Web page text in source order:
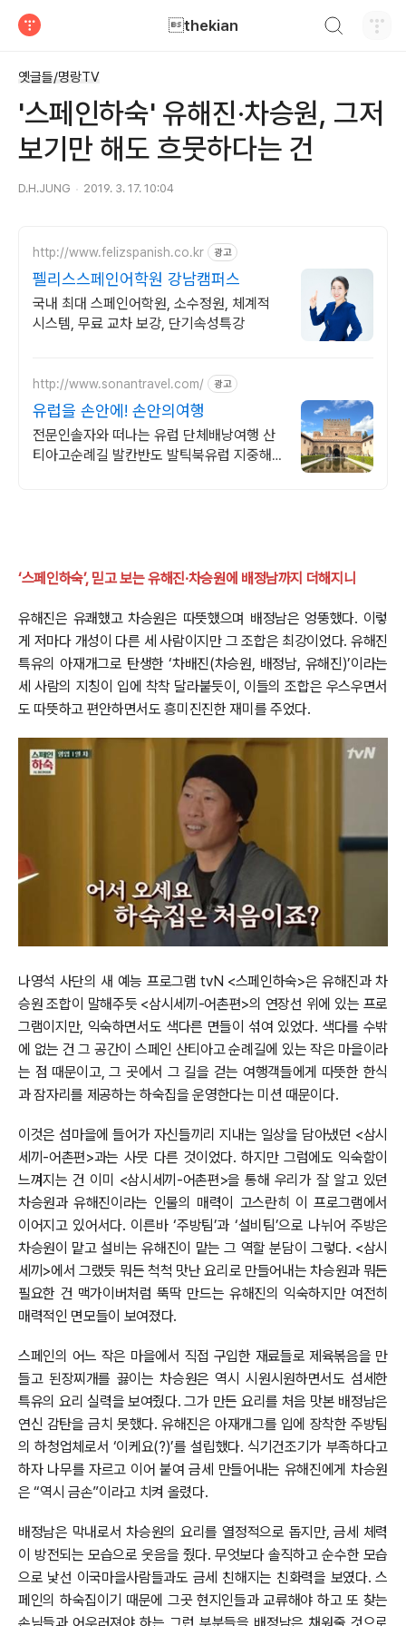
thekian
옛글들/명랑TV
'스페인하숙' 유해진·차승원, 그저
보기만 해도 흐뭇하다는 건
D.H.JUNG 2019. 3. 17. 10:04
http://www.felizspanish.co.kr 광고
펠리스스페인어학원 강남캠퍼스
국내 최대 스페인어학원, 소수정원, 체계적
시스템, 무료 교차 보강, 단기속성특강
http://www.sonantravel.com/ 광고
유럽을 손안에! 손안의여행
전문인솔자와 떠나는 유럽 단체배낭여행 산
티아고순례길 발칸반도 발틱북유럽 지중해
‘스페인하숙’, 믿고 보는 유해진·차승원에 배정남까지 더해지니
유해진은 유쾌했고 차승원은 따뜻했으며 배정남은 엉뚱했다. 이렇
게 저마다 개성이 다른 세 사람이지만 그 조합은 최강이었다. 유해진
특유의 아재개그로 탄생한 ‘차배진(차승원, 배정남, 유해진)’이라는
세 사람의 지칭이 입에 착착 달라붙듯이, 이들의 조합은 우스우면서
도 따뜻하고 편안하면서도 흥미진진한 재미를 주었다.
나영석 사단의 새 예능 프로그램 tvN <스페인하숙>은 유해진과 차
승원 조합이 말해주듯 <삼시세끼-어촌편>의 연장선 위에 있는 프로
그램이지만, 익숙하면서도 색다른 면들이 섞여 있었다. 색다를 수밖
에 없는 건 그 공간이 스페인 산티아고 순례길에 있는 작은 마을이라
는 점 때문이고, 그 곳에서 그 길을 걷는 여행객들에게 따뜻한 한식
과 잠자리를 제공하는 하숙집을 운영한다는 미션 때문이다.
이것은 섬마을에 들어가 자신들끼리 지내는 일상을 담아냈던 <삼시
세끼-어촌편>과는 사뭇 다른 것이었다. 하지만 그럼에도 익숙함이
느껴지는 건 이미 <삼시세끼-어촌편>을 통해 우리가 잘 알고 있던
차승원과 유해진이라는 인물의 매력이 고스란히 이 프로그램에서
이어지고 있어서다. 이른바 ‘주방팀’과 ‘설비팀’으로 나뉘어 주방은
차승원이 맡고 설비는 유해진이 맡는 그 역할 분담이 그렇다. <삼시
세끼>에서 그랬듯 뭐든 척척 맛난 요리로 만들어내는 차승원과 뭐든
필요한 건 맥가이버처럼 뚝딱 만드는 유해진의 익숙하지만 여전히
매력적인 면모들이 보여졌다.
스페인의 어느 작은 마을에서 직접 구입한 재료들로 제육볶음을 만
들고 된장찌개를 끓이는 차승원은 역시 시원시원하면서도 섬세한
특유의 요리 실력을 보여줬다. 그가 만든 요리를 처음 맛본 배정남은
연신 감탄을 금치 못했다. 유해진은 아재개그를 입에 장착한 주방팀
의 하청업체로서 ‘이케요(?)’를 설립했다. 식기건조기가 부족하다고
하자 나무를 자르고 이어 붙여 금세 만들어내는 유해진에게 차승원
은 “역시 금손”이라고 치켜 올렸다.
배정남은 막내로서 차승원의 요리를 열정적으로 돕지만, 금세 체력
이 방전되는 모습으로 웃음을 줬다. 무엇보다 솔직하고 순수한 모습
으로 낯선 이국마을사람들과도 금세 친해지는 친화력을 보였다. 스
페인의 하숙집이기 때문에 그곳 현지인들과 교류해야 하고 또 찾는